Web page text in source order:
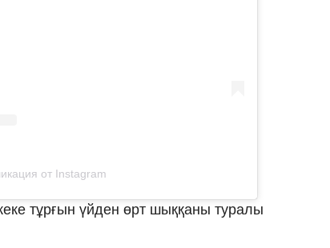
от Instagram
тұрғын үйден өрт шыққаны туралы